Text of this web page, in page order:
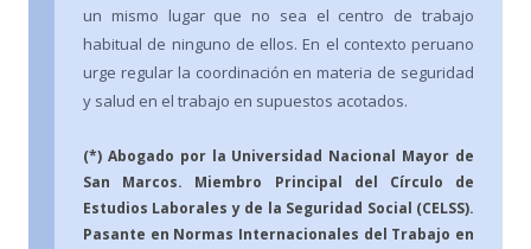
un mismo lugar que no sea el centro de trabajo
habitual de ninguno de ellos. En el contexto peruano
urge regular la coordinación en materia de seguridad
y salud en el trabajo en supuestos acotados.
(*) Abogado por la Universidad Nacional Mayor de
San Marcos. Miembro Principal del Círculo de
Estudios Laborales y de la Seguridad Social (CELSS).
Pasante en Normas Internacionales del Trabajo en